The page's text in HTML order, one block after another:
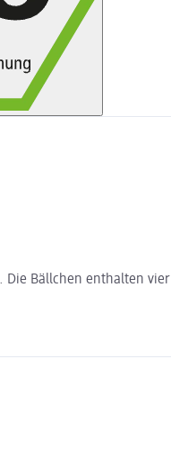
Die Bällchen enthalten